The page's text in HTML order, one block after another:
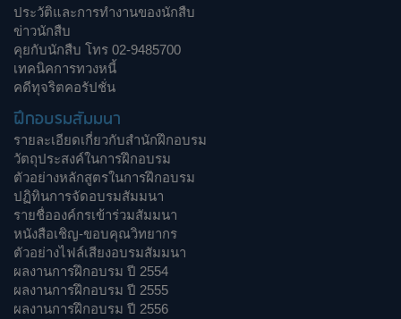
ประวัติและการทำงานของนักสืบ
ข่าวนักสืบ
คุยกับนักสืบ โทร 02-9485700
เทคนิคการทวงหนี้
คดีทุจริตคอรัปชั่น
ฝึกอบรมสัมมนา
รายละเอียดเกี่ยวกับสำนักฝึกอบรม
วัตถุประสงค์ในการฝึกอบรม
ตัวอย่างหลักสูตรในการฝึกอบรม
ปฏิทินการจัดอบรมสัมมนา
รายชื่อองค์กรเข้าร่วมสัมมนา
หนังสือเชิญ-ขอบคุณวิทยากร
ตัวอย่างไฟล์เสียงอบรมสัมมนา
ผลงานการฝึกอบรม ปี 2554
ผลงานการฝึกอบรม ปี 2555
ผลงานการฝึกอบรม ปี 2556